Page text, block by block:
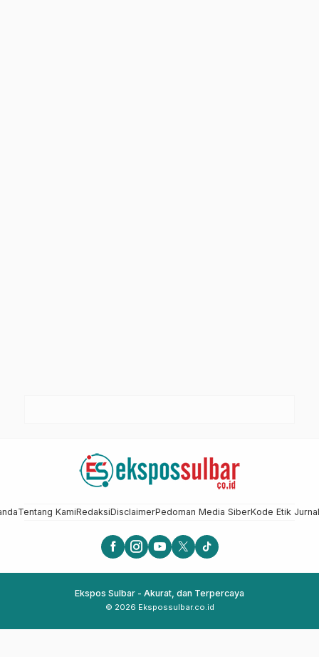
Tentang KamiRedaksiDisclaimerPedoman Media SiberKode Etik
Ekspos Sulbar - Akurat, dan Terpercaya
© 2026 Ekspossulbar.co.id